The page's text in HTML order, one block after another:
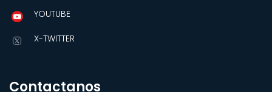
YOUTUBE
X-TWITTER
Contactanos